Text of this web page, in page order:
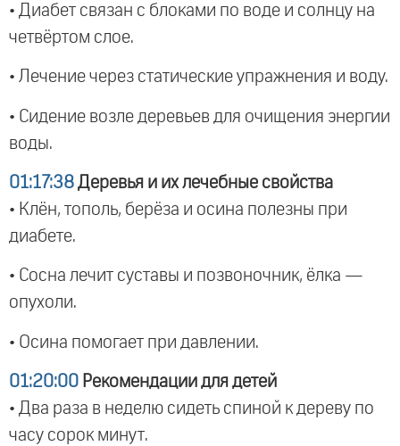
• Диабет связан с блоками по воде и солнцу на
четвёртом слое.
• Лечение через статические упражнения и воду.
• Сидение возле деревьев для очищения энергии
воды.
01:17:38 Деревья и их лечебные свойства
• Клён, тополь, берёза и осина полезны при
диабете.
• Сосна лечит суставы и позвоночник, ёлка —
опухоли.
• Осина помогает при давлении.
01:20:00 Рекомендации для детей
• Два раза в неделю сидеть спиной к дереву по
часу сорок минут.